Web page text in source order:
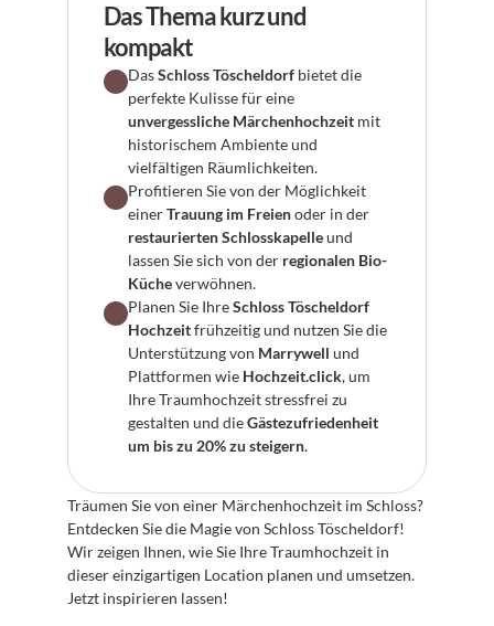
Das Thema kurz und
kompakt
Das Schloss Töscheldorf bietet die
unvergessliche Märchenhochzeit mit
historischem Ambiente und
vielfältigen Räumlichkeiten.
Profitieren Sie von der Möglichkeit
einer Trauung im Freien
restaurierten Schlosskapelle und
lassen Sie sich von der regionalen Bio-
Küche verwöhnen.
Planen Sie Ihre Schloss Töscheldorf
Hochzeit frühzeitig und nutzen Sie die
Unterstützung von Marrywell und
Plattformen wie Hochzeit.click, um
Ihre Traumhochzeit stressfrei zu
gestalten und die Gästezufriedenheit
um bis zu 20% zu steigern.
Träumen Sie von einer Märchenhochzeit im Schloss?
Entdecken Sie die Magie von Schloss Töscheldorf!
Wir zeigen Ihnen, wie Sie Ihre Traumhochzeit in
dieser einzigartigen Location planen und umsetzen.
Jetzt inspirieren lassen!